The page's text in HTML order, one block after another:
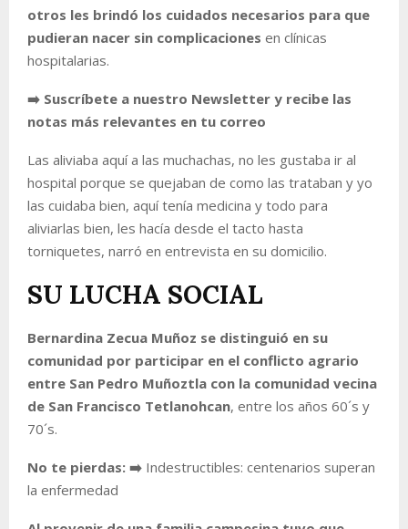
otros les brindó los cuidados necesarios para que
pudieran nacer sin complicaciones en clínicas
hospitalarias.
➡️ Suscríbete a nuestro Newsletter y recibe las
notas más relevantes en tu correo
Las aliviaba aquí a las muchachas, no les gustaba ir al
hospital porque se quejaban de como las trataban y yo
las cuidaba bien, aquí tenía medicina y todo para
aliviarlas bien, les hacía desde el tacto hasta
torniquetes, narró en entrevista en su domicilio.
SU LUCHA SOCIAL
Bernardina Zecua Muñoz se distinguió en su
comunidad por participar en el conflicto agrario
entre San Pedro Muñoztla con la comunidad vecina
de San Francisco Tetlanohcan, entre los años 60´s y
70´s.
No te pierdas: ➡️ Indestructibles: centenarios superan
la enfermedad